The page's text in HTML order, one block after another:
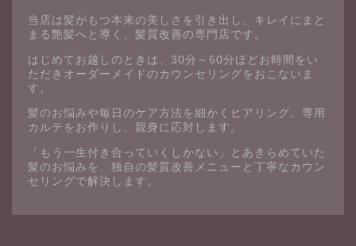
当店は髪がもつ本来の美しさを引き出し、キレイにまと
まる艶髪へと導く、髪質改善の専門店です。
はじめてお越しのときは、30分～60分ほどお時間をい
ただきオーダーメイドのカウンセリングをおこないま
す。
髪のお悩みや毎日のケア方法を細かくヒアリング。専用
カルテをお作りし、親身に応対します。
「もう一生付き合っていくしかない」とあきらめていた
髪のお悩みを、独自の髪質改善メニューと丁寧なカウン
セリングで解決します。